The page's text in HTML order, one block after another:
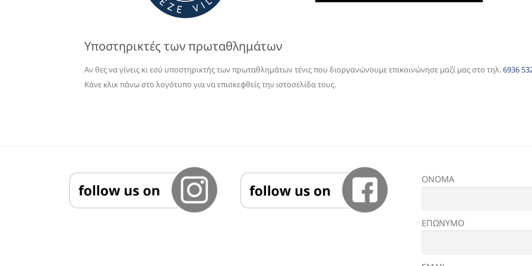
Υποστηρικτές των πρωταθλημάτων
Αν θες να γίνεις κι εσύ υποστηρικτής των πρωταθλημάτων τένις που διοργανώνουμε επικοινώνησε μαζί μας στο τηλ.6936
Κάνε κλικ πάνω στο λογότυπο για να επισκεφθείς την ιστοσελίδα τους.
ΟΝΟΜΑ
ΕΠΩΝΥΜΟ